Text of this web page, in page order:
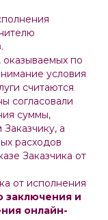
оказываемых по
условия
считаются
согласовали
суммы,
а
расходов
Заказчика от
от исполнения
заключения и
онлайн-